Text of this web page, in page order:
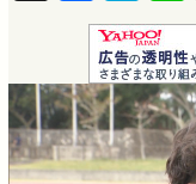
a
c
e
b
o
a
t
e
n
a
i
n
e